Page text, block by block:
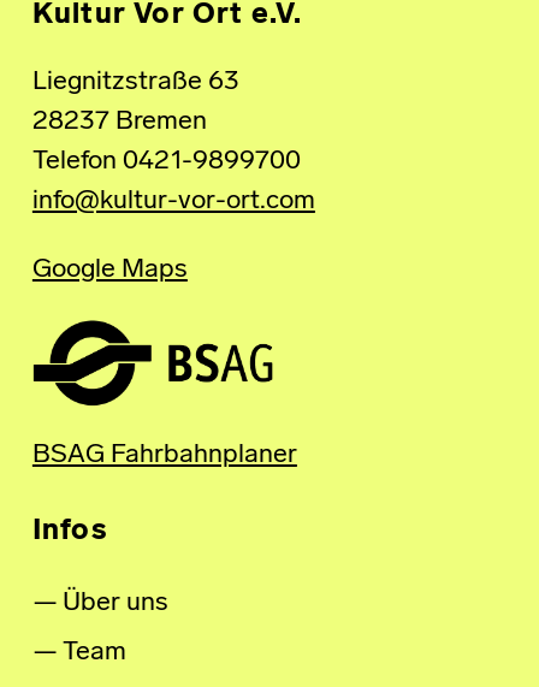
Kultur Vor Ort e.V.
Liegnitzstraße 63
28237 Bremen
Telefon 0421-9899700
info@kultur-vor-ort.com
Google Maps
BSAG Fahrbahnplaner
Infos
Über uns
Team